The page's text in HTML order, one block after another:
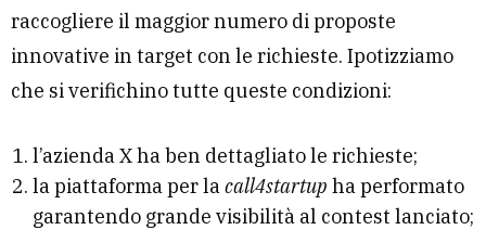
raccogliere il maggior numero di proposte
innovative in target con le richieste. Ipotizziamo
che si verifichino tutte queste condizioni:
l’azienda X ha ben dettagliato le richieste;
la piattaforma per lacall4startup ha performato
garantendo grande visibilità al contest lanciato;